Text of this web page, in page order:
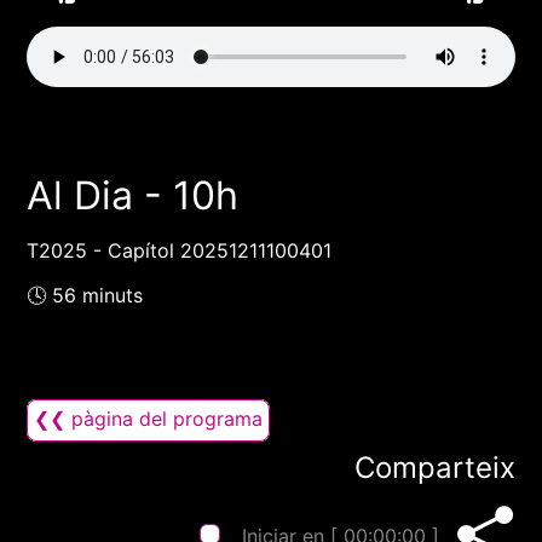
Al Dia - 10h
T2025 - Capítol 20251211100401
🕓 56 minuts
❮❮ pàgina del programa
Comparteix
Iniciar en [ 00:00:00 ]